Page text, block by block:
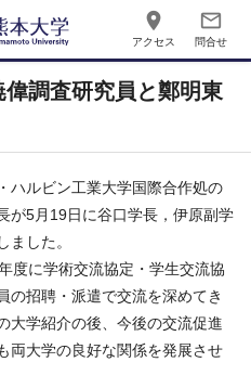
place
アクセス
mail_outline
問合せ
調査研究員と鄭明東
ハルビン工業大学国際合作処の
が5月19日に谷口学長，伊原副学
ました。
度に学術交流協定・学生交流協
の招聘・派遣で交流を深めてき
大学紹介の後、今後の交流促進
両大学の良好な関係を発展させ